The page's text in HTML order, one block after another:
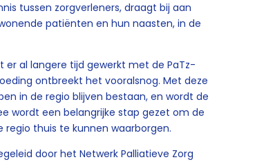
tussen zorgverleners, draagt bij aan
patiënten en hun naasten, in de
er al langere tijd gewerkt met de PaTz-
ontbreekt het vooralsnog. Met deze
in de regio blijven bestaan, en wordt de
wordt een belangrijke stap gezet om de
regio thuis te kunnen waarborgen.
door het Netwerk Palliatieve Zorg